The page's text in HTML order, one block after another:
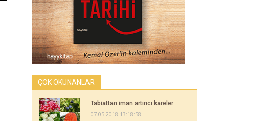
ÇOK OKUNANLAR
Tabiattan iman artırıcı kareler
07.05.2018 13:18:58